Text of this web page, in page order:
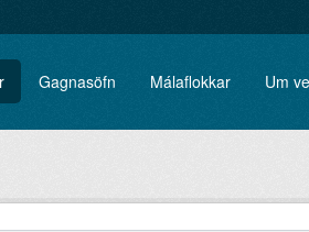
Gagnasöfn Málaflokkar Um